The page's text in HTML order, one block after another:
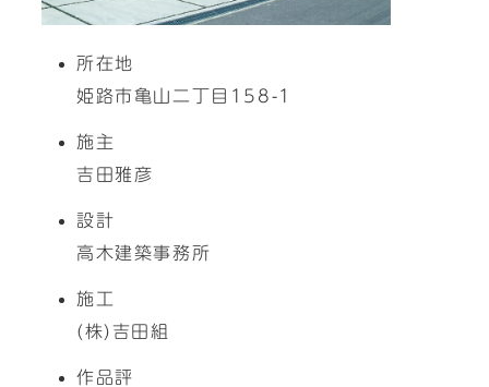
所在地
姫路市亀山二丁目158-1
施主
吉田雅彦
設計
高木建築事務所
施工
(株)吉田組
作品評